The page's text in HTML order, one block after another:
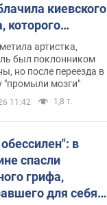
киевского
которого
он
не знал,
хочет
украинцев
артистка,
был поклонником
но после переезда в
"промыли мозги"
11:42 1,8 т.
в
спасли
грифа,
для себя